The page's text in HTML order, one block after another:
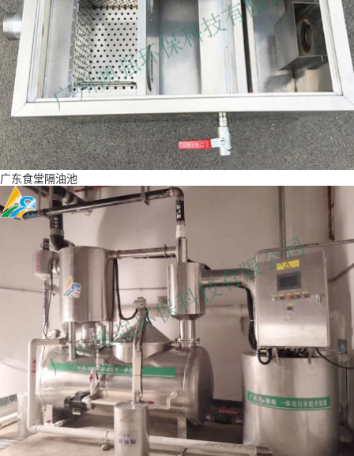
广东食堂隔油池